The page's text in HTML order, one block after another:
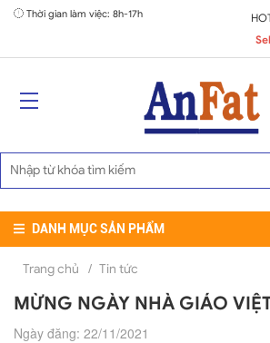
Thời gian làm việc: 8h-17h
DANH MỤC SẢN PHẨM
Trang chủ / Tin tức
MỪNG NGÀY NHÀ GIÁO
Ngày đăng: 22/11/2021